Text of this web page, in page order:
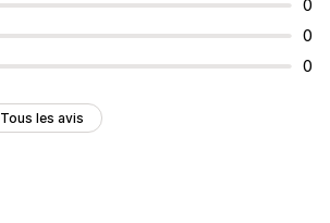
0
0
0
Tous les avis